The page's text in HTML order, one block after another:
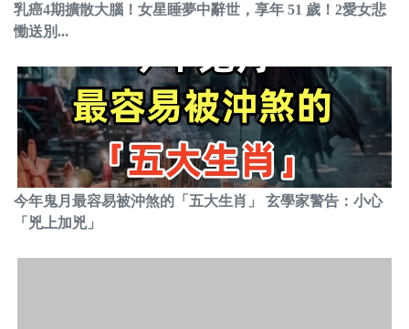
乳癌4期擴散大腦！女星睡夢中辭世，享年 51 歲！2愛女悲
慟送別...
今年鬼月最容易被沖煞的「五大生肖」 玄學家警告：小心
「兇上加兇」